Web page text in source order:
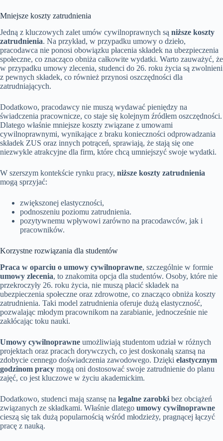
Mniejsze koszty zatrudnienia
Jedną z kluczowych zalet umów cywilnoprawnych są niższe koszty
zatrudnienia. Na przykład, w przypadku umowy o dzieło,
pracodawca nie ponosi obowiązku płacenia składek na ubezpieczenia
społeczne, co znacząco obniża całkowite wydatki. Warto zauważyć, że
w przypadku umowy zlecenia, studenci do 26. roku życia są zwolnieni
z pewnych składek, co również przynosi oszczędności dla
zatrudniających.
Dodatkowo, pracodawcy nie muszą wydawać pieniędzy na
świadczenia pracownicze, co staje się kolejnym źródłem oszczędności.
Dlatego właśnie mniejsze koszty związane z umowami
cywilnoprawnymi, wynikające z braku konieczności odprowadzania
składek ZUS oraz innych potrąceń, sprawiają, że stają się one
niezwykle atrakcyjne dla firm, które chcą umniejszyć swoje wydatki.
W szerszym kontekście rynku pracy, niższe koszty zatrudnienia
mogą sprzyjać:
zwiększonej elastyczności,
podnoszeniu poziomu zatrudnienia.
pozytywnemu wpływowi zarówno na pracodawców, jak i
pracowników.
Korzystne rozwiązania dla studentów
Praca w oparciu o umowy cywilnoprawne, szczególnie w formie
umowy zlecenia, to znakomita opcja dla studentów. Osoby, które nie
przekroczyły 26. roku życia, nie muszą płacić składek na
ubezpieczenia społeczne oraz zdrowotne, co znacząco obniża koszty
zatrudnienia. Taki model zatrudnienia oferuje dużą elastyczność,
pozwalając młodym pracownikom na zarabianie, jednocześnie nie
zakłócając toku nauki.
Umowy cywilnoprawne umożliwiają studentom udział w różnych
projektach oraz pracach dorywczych, co jest doskonałą szansą na
zdobycie cennego doświadczenia zawodowego. Dzięki elastycznym
godzinom pracy mogą oni dostosować swoje zatrudnienie do planu
zajęć, co jest kluczowe w życiu akademickim.
Dodatkowo, studenci mają szansę na legalne zarobki bez obciążeń
związanych ze składkami. Właśnie dlatego umowy cywilnoprawne
cieszą się tak dużą popularnością wśród młodzieży, pragnącej łączyć
pracę z nauką.